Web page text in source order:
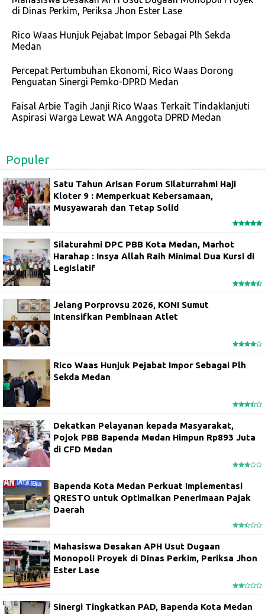
di Dinas Perkim, Periksa Jhon Ester Lase
Rico Waas Hunjuk Pejabat Impor Sebagai Plh Sekda
Medan
Percepat Pertumbuhan Ekonomi, Rico Waas Dorong
Penguatan Sinergi Pemko-DPRD Medan
Faisal Arbie Tagih Janji Rico Waas Terkait Tindaklanjuti
Aspirasi Warga Lewat WA Anggota DPRD Medan
Populer
Satu Tahun Arisan Forum Silaturrahmi Haji
Kloter 9 : Memperkuat Kebersamaan,
Musyawarah dan Tetap Solid
Silaturahmi DPC PBB Kota Medan, Marhot
Harahap : Insya Allah Raih Minimal Dua Kursi di
Legislatif
Jelang Porprovsu 2026, KONI Sumut
Intensifkan Pembinaan Atlet
Rico Waas Hunjuk Pejabat Impor Sebagai Plh
Sekda Medan
Dekatkan Pelayanan kepada Masyarakat,
Pojok PBB Bapenda Medan Himpun Rp893 Juta
di CFD Medan
Bapenda Kota Medan Perkuat Implementasi
QRESTO untuk Optimalkan Penerimaan Pajak
Daerah
Mahasiswa Desakan APH Usut Dugaan
Monopoli Proyek di Dinas Perkim, Periksa Jhon
Ester Lase
Sinergi Tingkatkan PAD, Bapenda Kota Medan